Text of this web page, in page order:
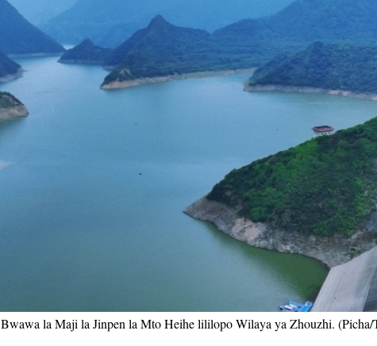
ภา
Bwawa la Maji la Jinpen la Mto Heihe lililopo Wilaya ya Zhouzhi. (Picha/